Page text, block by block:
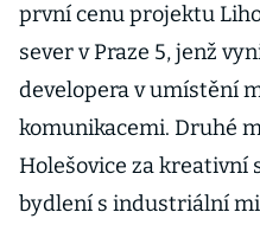
první cenu projektu
sever v Praze 5, jenž
developera v umístění
komunikacemi. Druhé
Holešovice za kreativní
bydlení s industriální